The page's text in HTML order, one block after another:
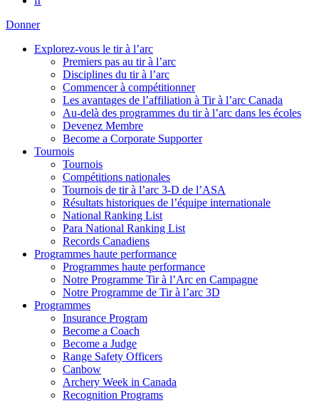
Donner
Explorez-vous le tir à l’arc
Premiers pas au tir à l’arc
Disciplines du tir à l’arc
Commencer à compétitionner
Les avantages de l’affiliation à Tir à l’arc Canada
Au-delà des programmes du tir à l’arc dans les écoles
Devenez Membre
Become a Corporate Supporter
Tournois
Tournois
Compétitions nationales
Tournois de tir à l’arc 3-D de l’ASA
Résultats historiques de l’équipe internationale
National Ranking List
Para National Ranking List
Records Canadiens
Programmes haute performance
Programmes haute performance
Notre Programme Tir à l’Arc en Campagne
Notre Programme de Tir à l’arc 3D
Programmes
Insurance Program
Become a Coach
Become a Judge
Range Safety Officers
Canbow
Archery Week in Canada
Recognition Programs